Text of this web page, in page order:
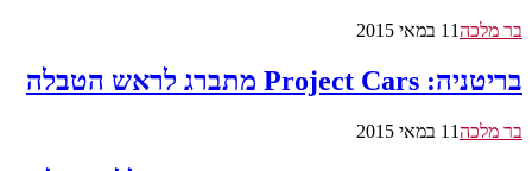
בר מלכה11 במאי 2015
בריטניה: Project Cars מתברג לראש הטבלה
בר מלכה11 במאי 2015